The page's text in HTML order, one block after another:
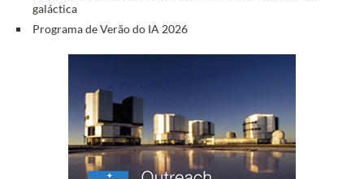
galáctica
Programa de Verão do IA 2026